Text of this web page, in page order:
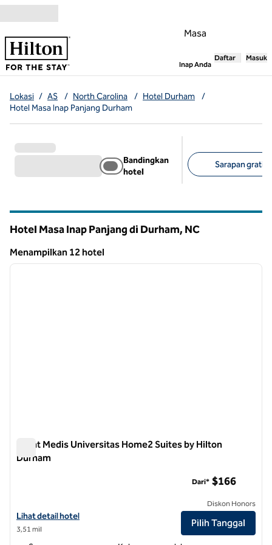
Lompati ke Konten
Masa
Inap Anda,Membuka
Daftar Masuk
Lokasi / AS / North Carolina / Hotel Durham
/
Hotel Masa Inap Panjang Durham
Bandingkan
hotel
Sarapan gratis
Hotel Masa Inap Panjang di Durham, NC
Menampilkan 12 hotel
Menampilkan 12 hotel
1 dari 12
Pusat Medis Universitas Home2 Suites by Hilton
Durham
Lihat detail hotel untuk Home2 Suites by Hilton Durham University
Lihat detail hotel
3,51 mil
Dari* $166
Diskon Honors
Pilih Tanggal